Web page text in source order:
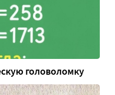
головоломку